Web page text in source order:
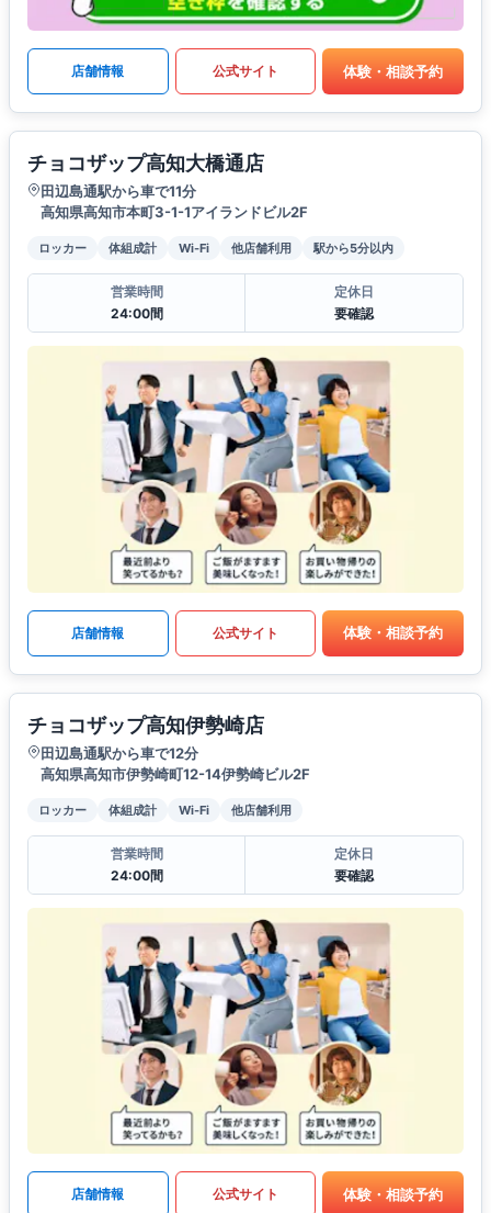
店舗情報 公式サイト 体験・相談予約
チョコザップ高知大橋通店
田辺島通駅から車で11分
高知県高知市本町3-1-1アイランドビル2F
ロッカー 体組成計 Wi-Fi 他店舗利用 駅から5分以内
営業時間
24:00間
定休日
要確認
店舗情報 公式サイト 体験・相談予約
チョコザップ高知伊勢崎店
田辺島通駅から車で12分
高知県高知市伊勢崎町12-14伊勢崎ビル2F
ロッカー 体組成計 Wi-Fi 他店舗利用
営業時間
24:00間
定休日
要確認
店舗情報 公式サイト 体験・相談予約